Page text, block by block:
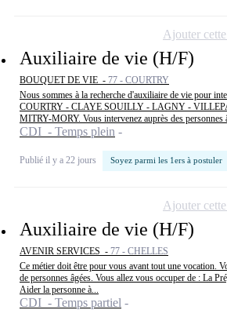
Auxiliaire de vie (H/F)
BOUQUET DE VIE - 77 - COURTRY
Nous sommes à la recherche d'auxiliaire de vie pour
COURTRY - CLAYE SOUILLY - LAGNY -
MITRY-MORY. Vous intervenez auprès des personnes
CDI - Temps plein
Publié il y a 22 jours Soyez parmi les 1ers à postuler
Ajouter
Auxiliaire de vie (H/F)
AVENIR SERVICES - 77 - CHELLES
Ce métier doit être pour vous avant tout une vocation.
de personnes âgées. Vous allez vous occuper de : La
Aider la personne à...
CDI - Temps partiel
Ajouter